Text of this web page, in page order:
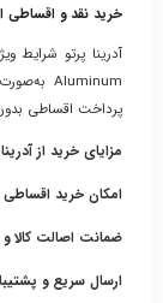
خرید نقد و اقساطی اپل واچ
Aluminum به‌صورت
پرداخت اقساطی
مزایای خرید از
امکان خرید اقساطی
ضمانت اصالت کالا و
ارسال سریع و